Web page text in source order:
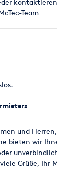
Team
und
bieten wir
Grüße, Ihr